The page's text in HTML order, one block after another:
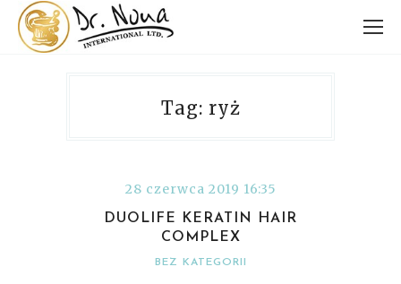
Tag: ryż
28 czerwca 2019 16:35
DUOLIFE KERATIN HAIR
COMPLEX
BEZ KATEGORII